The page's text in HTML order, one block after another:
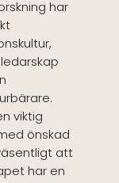
har
viktig
önskad
att
har en